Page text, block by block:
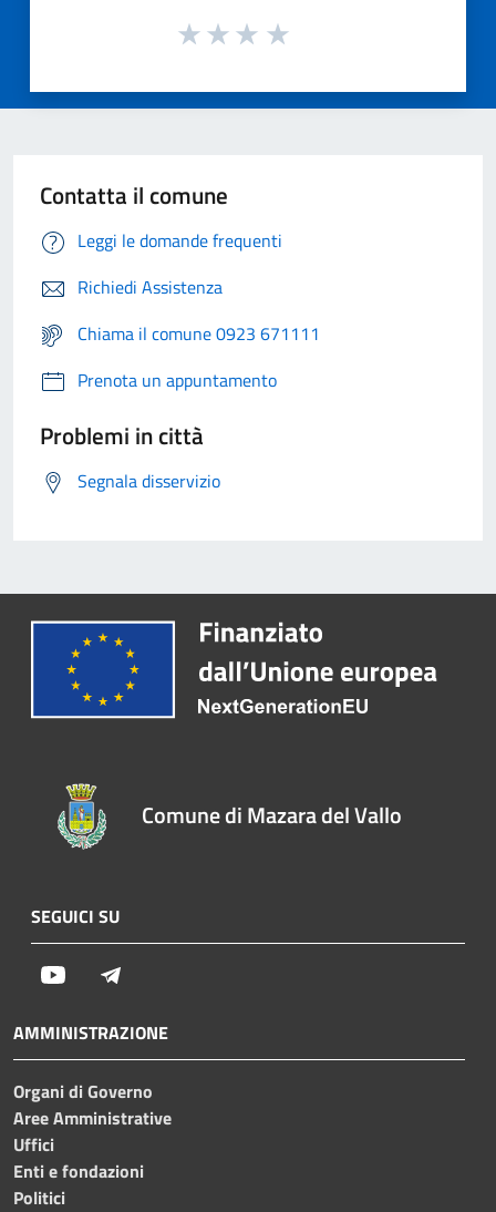
Contatta il comune
Leggi le domande frequenti
Richiedi Assistenza
Chiama il comune 0923 671111
Prenota un appuntamento
Problemi in città
Segnala disservizio
Comune di Mazara del Vallo
SEGUICI SU
Youtube
AMMINISTRAZIONE
Organi di Governo
Aree Amministrative
Uffici
Enti e fondazioni
Politici